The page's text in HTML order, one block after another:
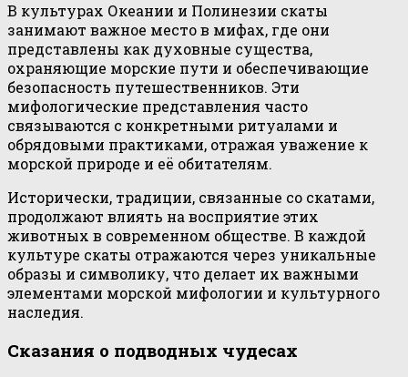
В культурах Океании и Полинезии скаты
занимают важное место в мифах, где они
представлены как духовные существа,
охраняющие морские пути и обеспечивающие
безопасность путешественников. Эти
мифологические представления часто
связываются с конкретными ритуалами и
обрядовыми практиками, отражая уважение к
морской природе и её обитателям.
Исторически, традиции, связанные со скатами,
продолжают влиять на восприятие этих
животных в современном обществе. В каждой
культуре скаты отражаются через уникальные
образы и символику, что делает их важными
элементами морской мифологии и культурного
наследия.
Сказания о подводных чудесах